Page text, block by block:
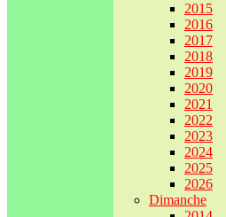
2015
2016
2017
2018
2019
2020
2021
2022
2023
2024
2025
2026
Dimanche